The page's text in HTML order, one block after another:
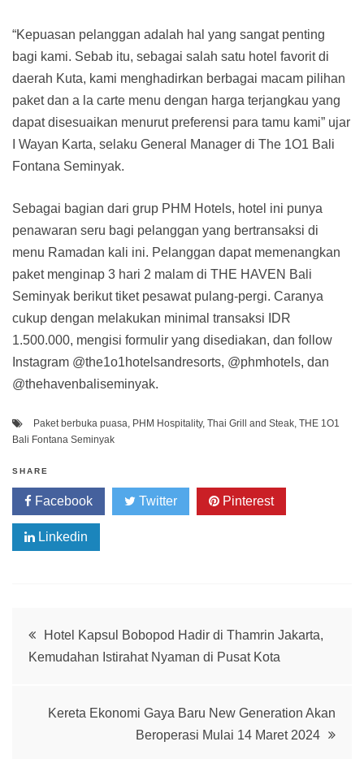
“Kepuasan pelanggan adalah hal yang sangat penting
bagi kami. Sebab itu, sebagai salah satu hotel favorit di
daerah Kuta, kami menghadirkan berbagai macam pilihan
paket dan a la carte menu dengan harga terjangkau yang
dapat disesuaikan menurut preferensi para tamu kami” ujar
I Wayan Karta, selaku General Manager di The 1O1 Bali
Fontana Seminyak.
Sebagai bagian dari grup PHM Hotels, hotel ini punya
penawaran seru bagi pelanggan yang bertransaksi di
menu Ramadan kali ini. Pelanggan dapat memenangkan
paket menginap 3 hari 2 malam di THE HAVEN Bali
Seminyak berikut tiket pesawat pulang-pergi. Caranya
cukup dengan melakukan minimal transaksi IDR
1.500.000, mengisi formulir yang disediakan, dan follow
Instagram @the1o1hotelsandresorts, @phmhotels, dan
@thehavenbaliseminyak.
Paket berbuka puasa, PHM Hospitality, Thai Grill and Steak, THE 1O1
Bali Fontana Seminyak
SHARE
Facebook Twitter Pinterest
Linkedin
PostHotel Kapsul Bobopod Hadir di Thamrin Jakarta,
Kemudahan Istirahat Nyaman di Pusat Kota
Kereta Ekonomi Gaya Baru New Generation Akan
Beroperasi Mulai 14 Maret 2024